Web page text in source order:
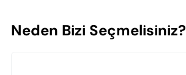
Neden Bizi Seçmelisiniz?